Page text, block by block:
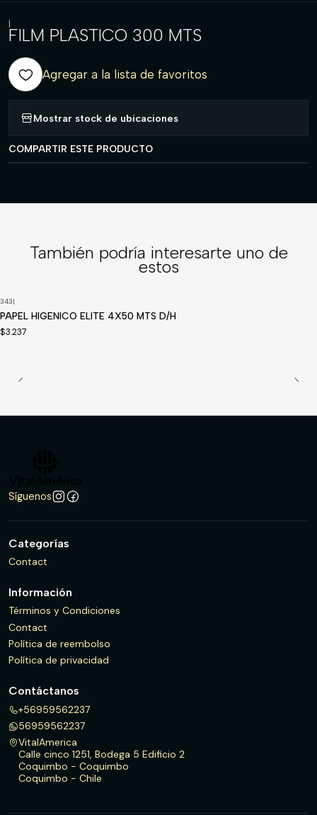
|
FILM PLASTICO 300 MTS
Agregar a la lista de favoritos
Mostrar stock de ubicaciones
COMPARTIR ESTE PRODUCTO
También podría interesarte uno de
estos
343|
PAPEL HIGENICO ELITE 4X50 MTS D/H
$3.237
Síguenos
Categorías
Contact
Información
Términos y Condiciones
Contact
Política de reembolso
Política de privacidad
Contáctanos
+56959562237
56959562237
VitalAmerica
Calle cinco 1251, Bodega 5 Edificio 2
Coquimbo - Coquimbo
Coquimbo - Chile